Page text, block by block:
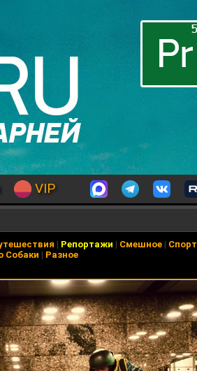
VIP
| Репортажи | Смешное| Спорт
Собаки | Разное